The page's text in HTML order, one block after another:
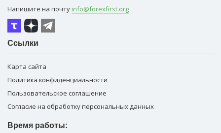
Напишите на почту info@forexfirst.org
Ссылки
Карта сайта
Политика конфиденциальности
Пользовательское соглашение
Согласие на обработку персональных данных
Время работы: